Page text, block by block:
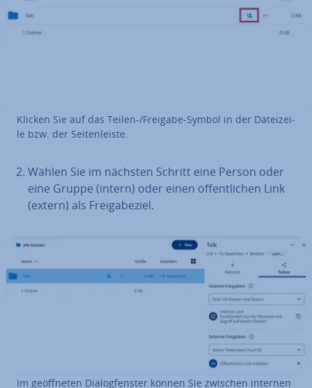
Klicken Sie auf das Teilen-/Freigabe-Symbol in der Da­tei­zei­
le bzw. der Sei­ten­leis­te.
Wählen Sie im nächsten Schritt eine Person oder
eine Gruppe (intern) oder einen öf­fent­li­chen Link
(extern) als Frei­ga­be­ziel.
Im ge­öff­ne­ten Dia­log­fens­ter können Sie zwischen internen